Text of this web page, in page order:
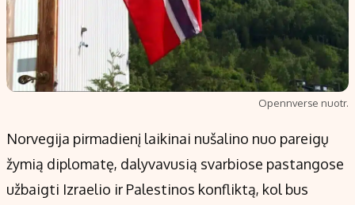
Redakcija
Apie mus
Redakcijos politika
Turinio žymėjimo taisyklės
Kontaktai
Regionų naujienos
Opennverse nuotr.
Norvegija pirmadienį laikinai nušalino nuo pareigų
žymią diplomatę, dalyvavusią svarbiose pastangose
užbaigti Izraelio ir Palestinos konfliktą, kol bus